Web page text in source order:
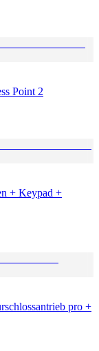
Point 2
+ Keypad +
pro +